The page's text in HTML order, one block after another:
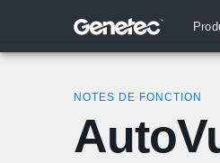
NOTES DE FONCTION